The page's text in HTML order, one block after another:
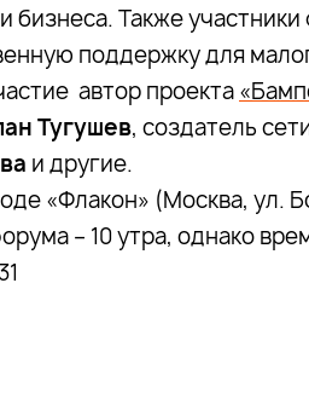
бизнеса. Также
поддержку для
автор проекта
Тугушев, создатель
и другие.
«Флакон» (Москва, ул.
– 10 утра, однако